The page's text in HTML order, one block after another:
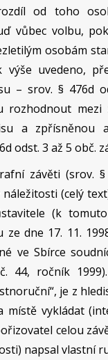
od toho
vůbec volbu,
osobám
uvedeno,
– srov. § 476d
rozhodnout mezi
a zpřísněnou
odst. 3 až 5 obč.
závěti (srov. §
(celý
(k
ze dne 17. 11.
ve Sbírce
44, ročník
je z
místě vykládat
celou
napsal vlastní